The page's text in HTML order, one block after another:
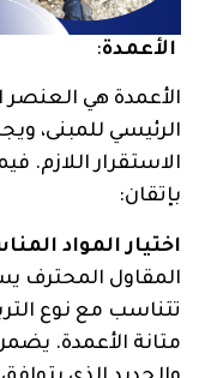
الأعمدة:
الأعمدة هي
الرئيسي للمبنى،
الاستقرار اللازم.
بإتقان:
اختيار المواد
المقاول المحترف
تتناسب مع نوع
متانة الأعمدة.